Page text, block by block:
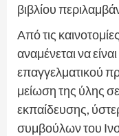
βιβλίου
Από τις
αναμένεται να
επαγγελματικού
μείωση της ύλης
εκπαίδευσης,
συμβούλων του